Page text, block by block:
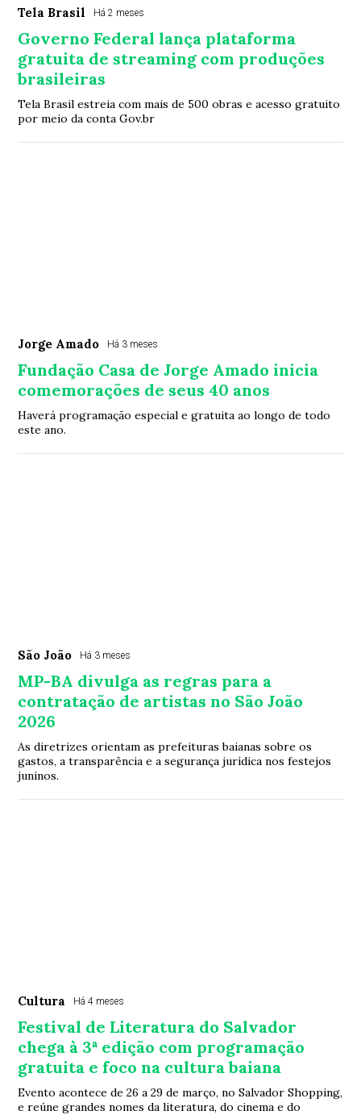
Tela Brasil Há 2 meses
Governo Federal lança plataforma
gratuita de streaming com produções
brasileiras
Tela Brasil estreia com mais de 500 obras e acesso gratuito
por meio da conta Gov.br
Jorge Amado Há 3 meses
Fundação Casa de Jorge Amado inicia
comemorações de seus 40 anos
Haverá programação especial e gratuita ao longo de todo
este ano.
São João Há 3 meses
MP-BA divulga as regras para a
contratação de artistas no São João
2026
As diretrizes orientam as prefeituras baianas sobre os
gastos, a transparência e a segurança jurídica nos festejos
juninos.
Cultura Há 4 meses
Festival de Literatura do Salvador
chega à 3ª edição com programação
gratuita e foco na cultura baiana
Evento acontece de 26 a 29 de março, no Salvador Shopping,
e reúne grandes nomes da literatura, do cinema e do